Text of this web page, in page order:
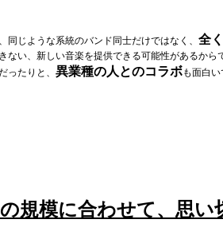
同じような系統のバンド同士だけではなく、 全
ない、新しい音楽を提供できる可能性があるか
ったりと、 異業種の人とのコラボも面白い
規模に合わせて、思い